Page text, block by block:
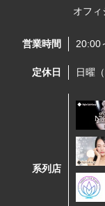
オフ
営業時間 20:00
定休日 日曜
系列店